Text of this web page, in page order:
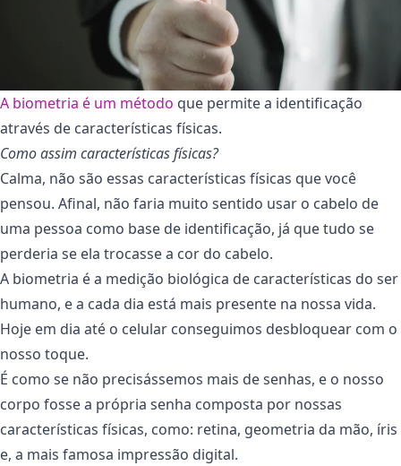
A biometria é um método que permite a identificação
através de características físicas.
Como assim características físicas?
Calma, não são essas características físicas que você
pensou. Afinal, não faria muito sentido usar o cabelo de
uma pessoa como base de identificação, já que tudo se
perderia se ela trocasse a cor do cabelo.
A biometria é a medição biológica de características do ser
humano, e a cada dia está mais presente na nossa vida.
Hoje em dia até o celular conseguimos desbloquear com o
nosso toque.
É como se não precisássemos mais de senhas, e o nosso
corpo fosse a própria senha composta por nossas
características físicas, como: retina, geometria da mão, íris
e, a mais famosa impressão digital.